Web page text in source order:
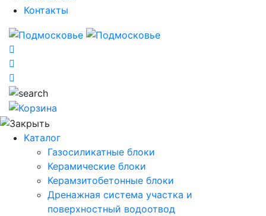
Контакты
Каталог
Газосиликатные блоки
Керамические блоки
Керамзитобетонные блоки
Дренажная система участка и
поверхностный водоотвод